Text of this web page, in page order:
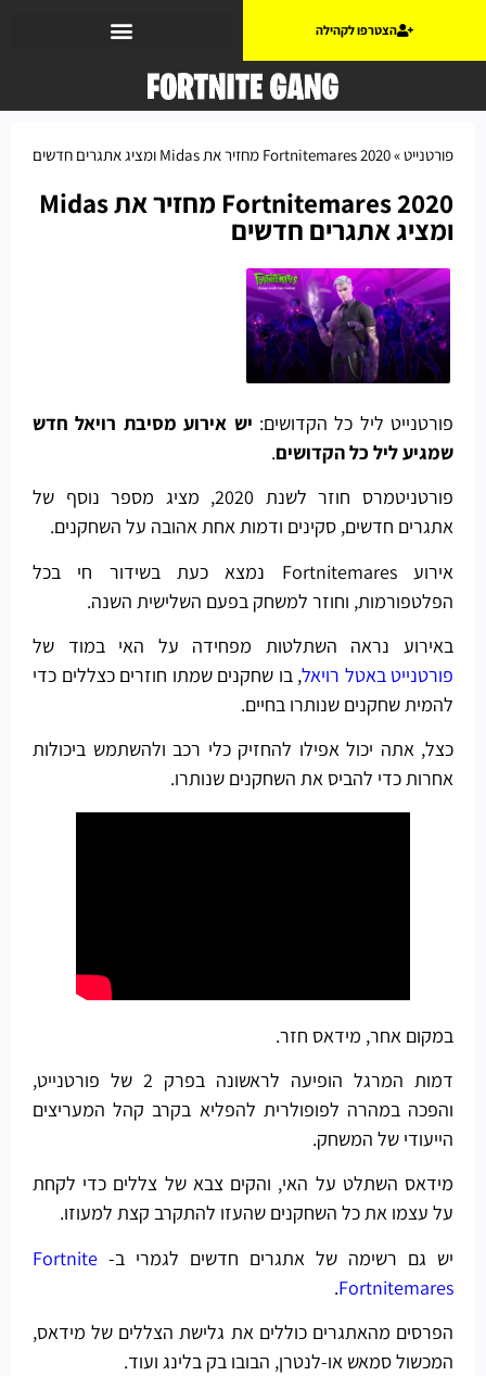
הצטרפו לקהילה
פורטנייט»Fortnitemares 2020 מחזיר את Midas ומציג אתגרים חדשים
Fortnitemares 2020 מחזיר את Midas
ומציג אתגרים חדשים
פורטנייט ליל כל הקדושים: יש אירוע מסיבת רויאל חדש
שמגיע ליל כל הקדושים.
פורטניטמרס חוזר לשנת 2020, מציג מספר נוסף של
אתגרים חדשים, סקינים ודמות אחת אהובה על השחקנים.
אירוע Fortnitemares נמצא כעת בשידור חי בכל
הפלטפורמות, וחוזר למשחק בפעם השלישית השנה.
באירוע נראה השתלטות מפחידה על האי במוד של
פורטנייט באטל רויאל, בו שחקנים שמתו חוזרים כצללים כדי
להמית שחקנים שנותרו בחיים.
כצל, אתה יכול אפילו להחזיק כלי רכב ולהשתמש ביכולות
אחרות כדי להביס את השחקנים שנותרו.
במקום אחר, מידאס חזר.
דמות המרגל הופיעה לראשונה בפרק 2 של פורטנייט,
והפכה במהרה לפופולרית להפליא בקרב קהל המעריצים
הייעודי של המשחק.
מידאס השתלט על האי, והקים צבא של צללים כדי לקחת
על עצמו את כל השחקנים שהעזו להתקרב קצת למעוזו.
יש גם רשימה של אתגרים חדשים לגמרי ב- Fortnite
Fortnitemares
.
הפרסים מהאתגרים כוללים את גלישת הצללים של מידאס,
המכשול סמאש או-לנטרן, הבובו בק בלינג ועוד.